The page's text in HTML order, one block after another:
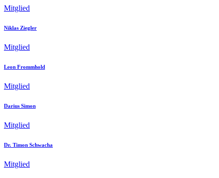
Mitglied
Niklas Ziegler
Mitglied
Leon Frommhold
Mitglied
Darius Simon
Mitglied
Dr. Timon Schwacha
Mitglied